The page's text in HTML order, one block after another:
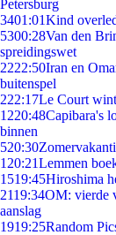
Petersburg
3401:01Kind
5300:28Van den
spreidingswet
2222:50Iran en
buitenspel
222:17Le Court
1220:48Capibara's
binnen
520:30
1 20:21Lemmen
1519:45Hiroshima
2119:34OM: vierde
aanslag
1919:25Random